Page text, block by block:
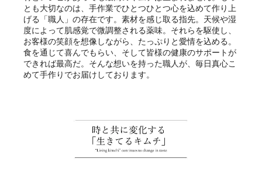
とも大切なのは、手作業でひとつひとつ心を込めて作り上
げる「職人」の存在です。素材を感じ取る指先。天候や湿
度によって肌感覚で微調整される薬味。それらを駆使し、
お客様の笑顔を想像しながら、たっぷりと愛情を込める。
食を通じて喜んでもらい、そして皆様の健康のサポートが
できれば最高だ。そんな想いを持った職人が、毎日真心こ
めて手作りでお届けしております。